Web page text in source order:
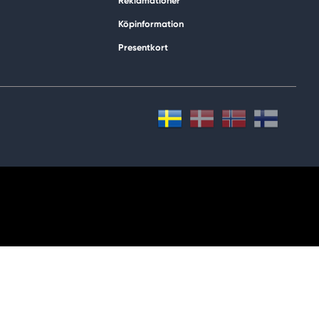
Köpinformation
Presentkort